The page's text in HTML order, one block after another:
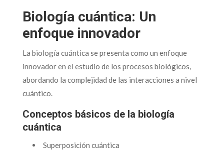
Biología cuántica: Un
enfoque innovador
La biología cuántica se presenta como un enfoque
innovador en el estudio de los procesos biológicos,
abordando la complejidad de las interacciones a nivel
cuántico.
Conceptos básicos de la biología
cuántica
Superposición cuántica